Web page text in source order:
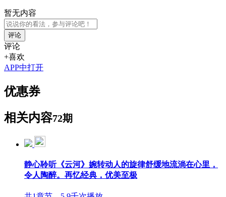
暂无内容
评论
评论
+喜欢
APP中打开
优惠券
相关内容72期
静心聆听《云河》婉转动人的旋律舒缓地流淌在心里，
令人陶醉。再忆经典，优美至极